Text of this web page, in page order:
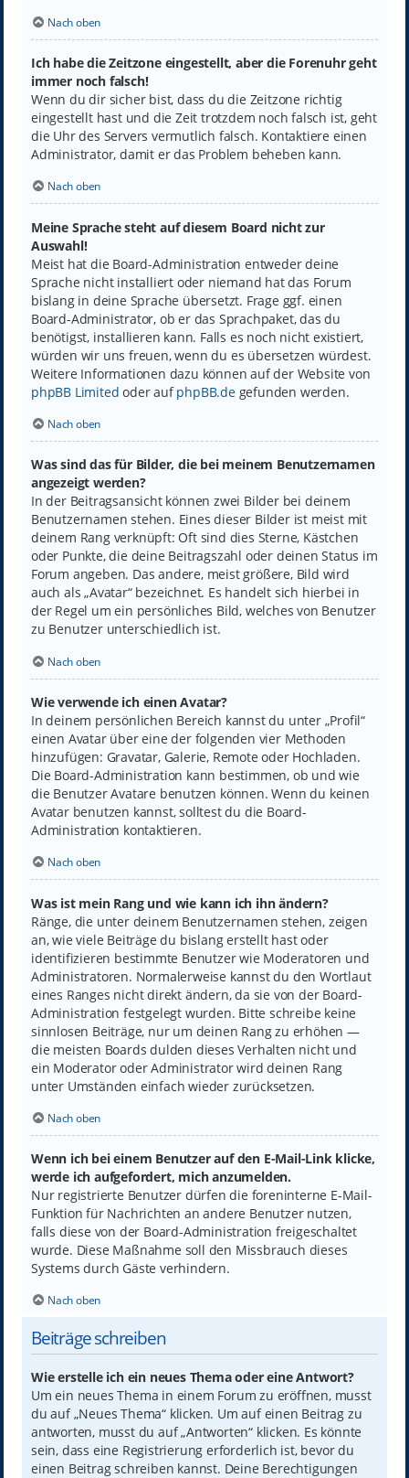
Nach oben
Ich habe die Zeitzone eingestellt, aber die Forenuhr geht
immer noch falsch!
Wenn du dir sicher bist, dass du die Zeitzone richtig
eingestellt hast und die Zeit trotzdem noch falsch ist, geht
die Uhr des Servers vermutlich falsch. Kontaktiere einen
Administrator, damit er das Problem beheben kann.
Nach oben
Meine Sprache steht auf diesem Board nicht zur
Auswahl!
Meist hat die Board-Administration entweder deine
Sprache nicht installiert oder niemand hat das Forum
bislang in deine Sprache übersetzt. Frage ggf. einen
Board-Administrator, ob er das Sprachpaket, das du
benötigst, installieren kann. Falls es noch nicht existiert,
würden wir uns freuen, wenn du es übersetzen würdest.
Weitere Informationen dazu können auf der Website von
phpBB Limited oder aufphpBB.degefunden werden.
Nach oben
Was sind das für Bilder, die bei meinem Benutzernamen
angezeigt werden?
In der Beitragsansicht können zwei Bilder bei deinem
Benutzernamen stehen. Eines dieser Bilder ist meist mit
deinem Rang verknüpft: Oft sind dies Sterne, Kästchen
oder Punkte, die deine Beitragszahl oder deinen Status im
Forum angeben. Das andere, meist größere, Bild wird
auch als „Avatar“ bezeichnet. Es handelt sich hierbei in
der Regel um ein persönliches Bild, welches von Benutzer
zu Benutzer unterschiedlich ist.
Nach oben
Wie verwende ich einen Avatar?
In deinem persönlichen Bereich kannst du unter „Profil“
einen Avatar über eine der folgenden vier Methoden
hinzufügen: Gravatar, Galerie, Remote oder Hochladen.
Die Board-Administration kann bestimmen, ob und wie
die Benutzer Avatare benutzen können. Wenn du keinen
Avatar benutzen kannst, solltest du die Board-
Administration kontaktieren.
Nach oben
Was ist mein Rang und wie kann ich ihn ändern?
Ränge, die unter deinem Benutzernamen stehen, zeigen
an, wie viele Beiträge du bislang erstellt hast oder
identifizieren bestimmte Benutzer wie Moderatoren und
Administratoren. Normalerweise kannst du den Wortlaut
eines Ranges nicht direkt ändern, da sie von der Board-
Administration festgelegt wurden. Bitte schreibe keine
sinnlosen Beiträge, nur um deinen Rang zu erhöhen —
die meisten Boards dulden dieses Verhalten nicht und
ein Moderator oder Administrator wird deinen Rang
unter Umständen einfach wieder zurücksetzen.
Nach oben
Wenn ich bei einem Benutzer auf den E-Mail-Link klicke,
werde ich aufgefordert, mich anzumelden.
Nur registrierte Benutzer dürfen die foreninterne E-Mail-
Funktion für Nachrichten an andere Benutzer nutzen,
falls diese von der Board-Administration freigeschaltet
wurde. Diese Maßnahme soll den Missbrauch dieses
Systems durch Gäste verhindern.
Nach oben
Beiträge schreiben
Wie erstelle ich ein neues Thema oder eine Antwort?
Um ein neues Thema in einem Forum zu eröffnen, musst
du auf „Neues Thema“ klicken. Um auf einen Beitrag zu
antworten, musst du auf „Antworten“ klicken. Es könnte
sein, dass eine Registrierung erforderlich ist, bevor du
einen Beitrag schreiben kannst. Deine Berechtigungen